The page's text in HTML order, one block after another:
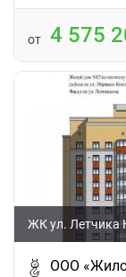
от 4 575
ЖК ул. Летчика
ООО